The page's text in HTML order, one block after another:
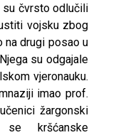
su čvrsto odlučili
vojsku zbog
na drugi posao u
su odgajale
vjeronauku.
imao prof.
žargonski
se kršćanske